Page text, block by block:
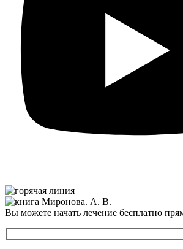
Вы можете начать лечение бесплатно